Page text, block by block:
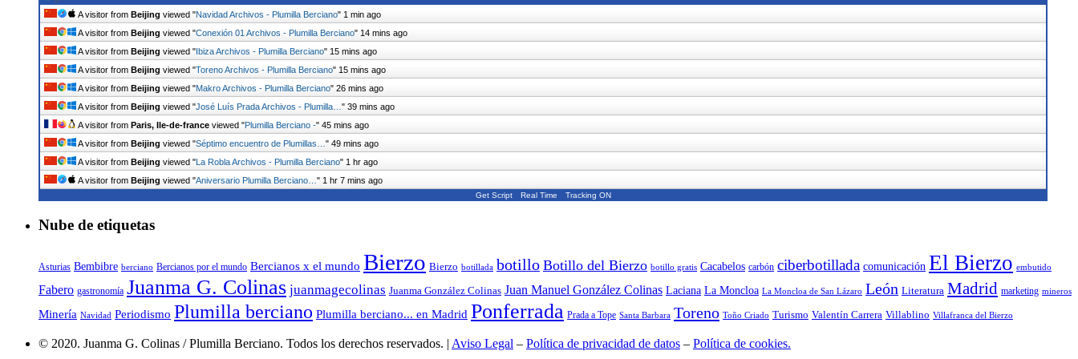
A visitor from Beijing viewed "Navidad Archivos - Plumilla Berciano" 1 min ago
A visitor from Beijing viewed "Conexión 01 Archivos - Plumilla Berciano" 14 mins ago
A visitor from Beijing viewed " Ibiza Archivos - Plumilla Berciano" 15 mins ago
A visitor from Beijing viewed "Toreno Archivos - Plumilla Berciano" 15 mins ago
A visitor from Beijing viewed "Makro Archivos - Plumilla Berciano" 26 mins ago
A visitor from Beijing viewed "José Luís Prada Archivos - Plumilla… " 39 mins ago
A visitor from Paris, Ile-de-france viewed "Plumilla Berciano -" 45 mins ago
A visitor from Beijing viewed "Séptimo encuentro de Plumillas… " 49 mins ago
A visitor from Beijing viewed " La Robla Archivos - Plumilla Berciano" 1 hr ago
A visitor from Beijing viewed "Aniversario Plumilla Berciano… " 1 hr 7 mins ago
Get Script Real Time Tracking ON
Nube de etiquetas
Asturias Bembibre berciano Bercianos por el mundo Bercianos x el mundo Bierzo Bierzo botillada botillo Botillo del Bierzo botillo gratis Cacabelos carbón ciberbotillada comunicación El Bierzo embutido
Fabero gastronomía Juanma G. Colinas juanmagecolinas Juanma González Colinas Juan Manuel González Colinas Laciana La Moncloa La Moncloa de San Lázaro León Literatura Madrid marketing mineros
Minería Navidad Periodismo Plumilla berciano Plumilla berciano... en Madrid Ponferrada Prada a Tope Santa Barbara Toreno Toño Criado Turismo Valentín Carrera Villablino Villafranca del Bierzo
© 2020. Juanma G. Colinas / Plumilla Berciano. Todos los derechos reservados. | Aviso Legal – Política de privacidad de datos – Política de cookies.